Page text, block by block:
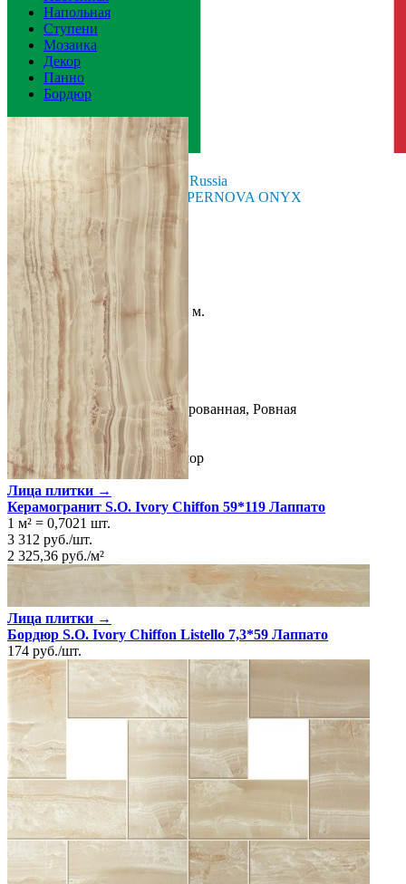
Италия
Производитель Atlas Concord Russia
Коллекция
Atlas Concorde SUPERNOVA ONYX
Тип плитки
Размеры
Размеры 31.5х57 см
Толщина 8.5 мм
Ширина31.5 см
Длина 57 см
Площадь в упаковке1.616 кв. м.
Вес 1 упаковки 23.92 кг
Количество в коробке, шт.
Свойства
Назначение
Ванная комната
Материал
Керамика
ПоверхностьГлянцевая/Полированная, Ровная
РектификацияДа
Цвет Светло-серый
Имитация поверхностиМрамор
Напольная
Ступени
Мозаика
Декор
Панно
Бордюр
Лица плитки →
Керамогранит S.O. Ivory Chiffon 59*119 Лаппато
1 м² = 0,7021 шт.
3 312 руб./шт.
2 325,36 руб./м²
Лица плитки →
Бордюр S.O. Ivory Chiffon Listello 7,3*59 Лаппато
174 руб./шт.